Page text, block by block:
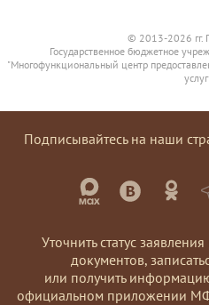
© 2013-2026 гг.
Государственное бюджетное
"Многофункциональный центр
Подписывайтесь на наши
Уточнить статус
документов,
или получить
официальном приложении